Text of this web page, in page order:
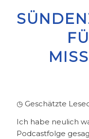
◷ Geschätzte
Ich habe neulich
Podcastfolge